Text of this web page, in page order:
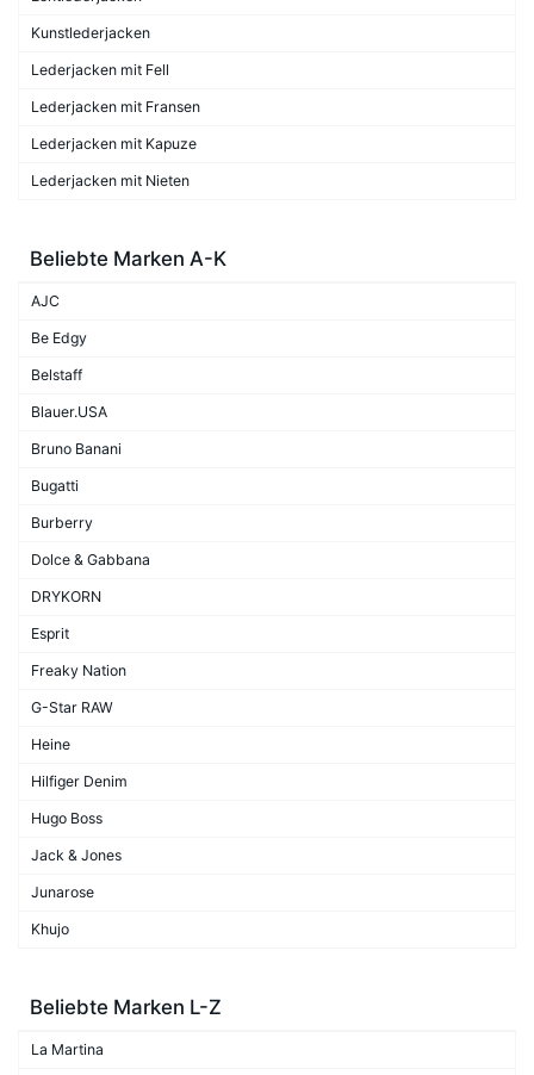
Kunstlederjacken
Lederjacken mit Fell
Lederjacken mit Fransen
Lederjacken mit Kapuze
Lederjacken mit Nieten
Beliebte Marken A-K
AJC
Be Edgy
Belstaff
Blauer.USA
Bruno Banani
Bugatti
Burberry
Dolce & Gabbana
DRYKORN
Esprit
Freaky Nation
G-Star RAW
Heine
Hilfiger Denim
Hugo Boss
Jack & Jones
Junarose
Khujo
Beliebte Marken L-Z
La Martina